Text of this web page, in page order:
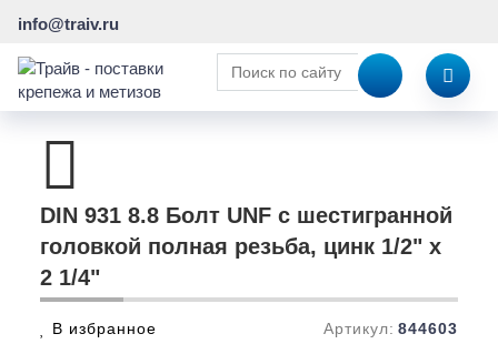
info@traiv.ru
DIN 931 8.8 Болт UNF с шестигранной
головкой полная резьба, цинк 1/2" х
2 1/4"
В избранное Артикул: 844603